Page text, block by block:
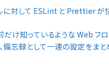
に対して ESLint と Prettier
け知っているような Web フロ
備忘録として一連の設定をま